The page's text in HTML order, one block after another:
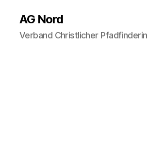
AG Nord
Verband Christlicher